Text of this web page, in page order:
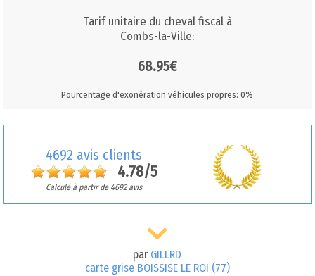
Tarif unitaire du cheval fiscal à
Combs-la-Ville:
68.95€
Pourcentage d'exonération véhicules propres: 0%
4692 avis clients
4.78/5
Calculé à partir de 4692 avis
par GILLRD
carte grise BOISSISE LE ROI (77)